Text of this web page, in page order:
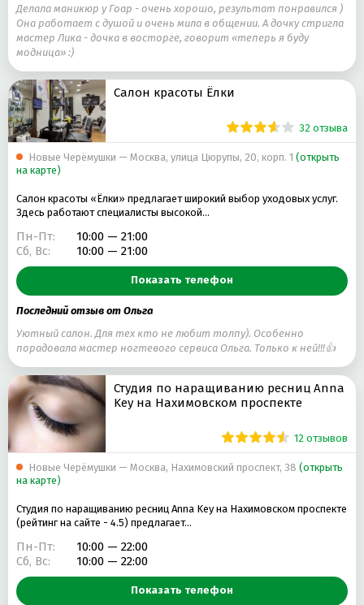
Делала маникюр у Гоар - очень хорошо, результат понравился )
Она работает с душой и очень мила в общении. А дочку стригла
мастер Лика - дочка в восторге, говорит «теперь я буду
модница» :)
Салон красоты Ëлки
32 отзыва
Новые Черёмушки — Москва, улица Цюрупы, 20, корп. 1 (открыть
на карте)
Салон красоты «Ёлки» предлагает широкий выбор уходовых услуг.
Здесь работают специалисты высокой…
Пн-Пт:
10:00 — 21:00
Сб, Вс:
10:00 — 21:00
Показать телефон
Последний отзыв от Ольга
Уютный салон. Для тех кто не любит толпу). Особенно
порадовала мастер ногтевого сервиса Ольга. Только к ней!!!👍
Студия по наращиванию ресниц Anna
Key на Нахимовском проспекте
12 отзывов
Новые Черёмушки — Москва, Нахимовский проспект, 38 (открыть
на карте)
Студия по наращиванию ресниц Anna Key на Нахимовском проспекте
(рейтинг на сайте - 4.5) предлагает…
Пн-Пт:
10:00 — 22:00
Сб, Вс:
10:00 — 22:00
Показать телефон